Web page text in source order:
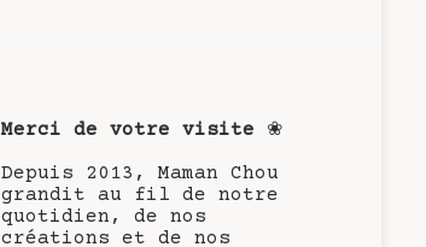
Merci de votre visite ❀
Depuis 2013, Maman Chou
grandit au fil de notre
quotidien, de nos
créations et de nos